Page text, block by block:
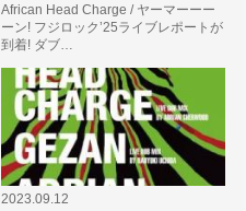
African Head Charge / ヤーマーーー
ーン! フジロック’25ライブレポートが
到着! ダブ…
2023.09.12